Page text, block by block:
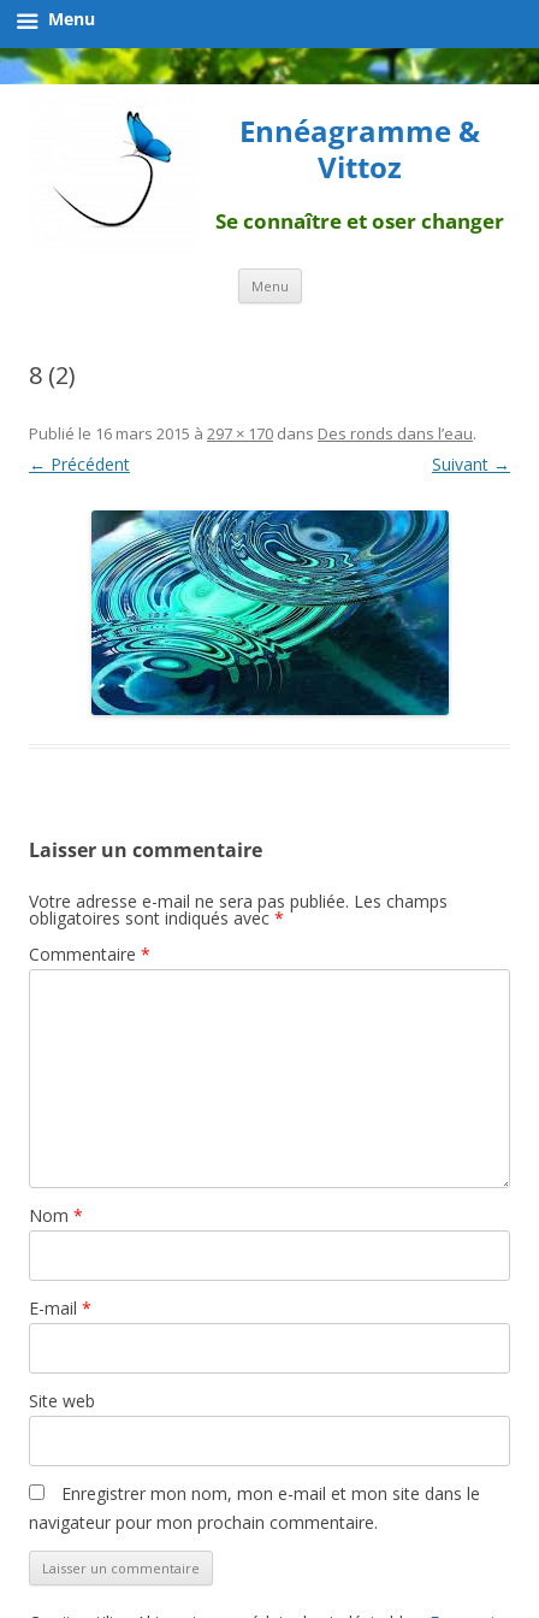
Ennéagramme &
Vittoz
Se connaître et oser changer
Menu Aller
contenu
8 (2)
Publié le 16 mars 2015 à 297 × 170 dans Des ronds dans l’eau.
← Précédent Suivant →
Laisser un commentaire
Votre adresse e-mail ne sera pas publiée. Les champs
obligatoires sont indiqués avec *
Commentaire *
Nom *
E-mail *
Site web
Enregistrer mon nom, mon e-mail et mon site dans le
navigateur pour mon prochain commentaire.
Menu